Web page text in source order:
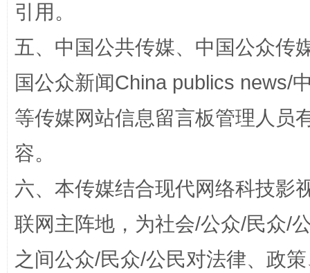
招工难、用工荒背后
引用。
五、中国公共传媒、中国公众传
国公众新闻China publics news/
等传媒网站信息留言板管理人员
容。
六、本传媒结合现代网络科技影
联网主阵地，为社会/公众/民众/
之间公众/民众/公民对法律、政